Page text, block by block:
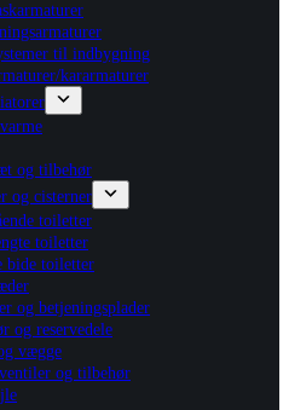
til indbygning
kararmaturer
og tilbehør
og cisterner
toiletter
toiletter
bide toiletter
og betjeningsplader
og reservedele
vægge
og tilbehør